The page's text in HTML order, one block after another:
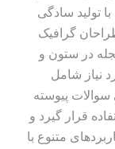
تولید سادگی
گرافیک
در ستون و
نیاز شامل
پیوسته
قرار گیرد و
متنوع با